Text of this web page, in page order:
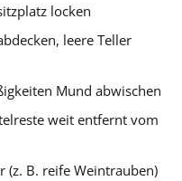
locken
leere Teller
Mund abwischen
weit entfernt vom
(z. B. reife Weintrauben)